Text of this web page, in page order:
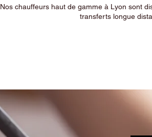
Nos chauffeurs haut de gamme à Lyon sont
transferts longue